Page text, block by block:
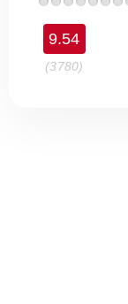
9.54
(3780)